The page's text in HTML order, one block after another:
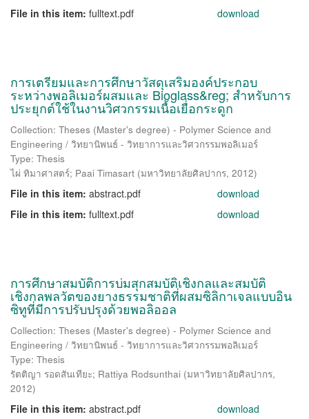
File in this item: fulltext.pdf download
การเตรียมและการศึกษาวัสดุเสริมองค์ประกอบ
ระหว่างพอลิเมอร์ผสมและ Bioglass&reg; สำหรับการ
ประยุกต์ใช้ในงานวิศวกรรมเนื้อเยื่อกระดูก
Collection: Theses (Master's degree) - Polymer Science and
Engineering / วิทยานิพนธ์ - วิทยาการและวิศวกรรมพอลิเมอร์
Type: Thesis
ไผ่ ทิมาศาสตร์; Paai Timasart (มหาวิทยาลัยศิลปากร, 2012)
File in this item: abstract.pdf
download
File in this item: fulltext.pdf download
การศึกษาสมบัติการบ่มสุกสมบัติเชิงกลและสมบัติ
เชิงกลพลวัตของยางธรรมชาติที่ผสมซิลิกาเจลแบบอิน
ซิทูที่มีการปรับปรุงด้วยพอลิออล
Collection: Theses (Master's degree) - Polymer Science and
Engineering / วิทยานิพนธ์ - วิทยาการและวิศวกรรมพอลิเมอร์
Type: Thesis
รัตติญา รอดสันเทียะ; Rattiya Rodsunthai (มหาวิทยาลัยศิลปากร,
2012)
File in this item: abstract.pdf
download